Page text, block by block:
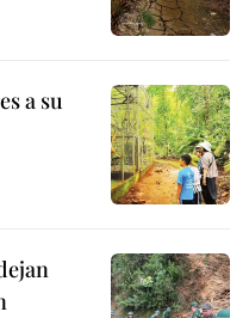
a su